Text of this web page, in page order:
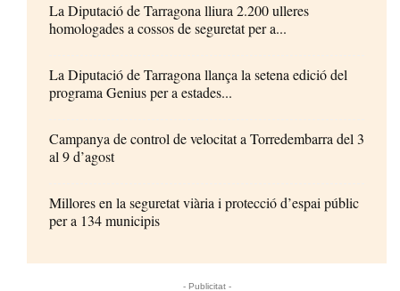
La Diputació de Tarragona lliura 2.200 ulleres
homologades a cossos de seguretat per a...
La Diputació de Tarragona llança la setena edició del
programa Genius per a estades...
Campanya de control de velocitat a Torredembarra del 3
al 9 d’agost
Millores en la seguretat viària i protecció d’espai públic
per a 134 municipis
- Publicitat -